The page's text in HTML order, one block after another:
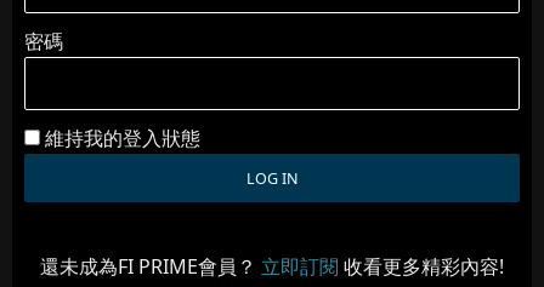
密碼
維持我的登入狀態
還未成為FI PRIME會員？ 立即訂閱 收看更多精彩內容!